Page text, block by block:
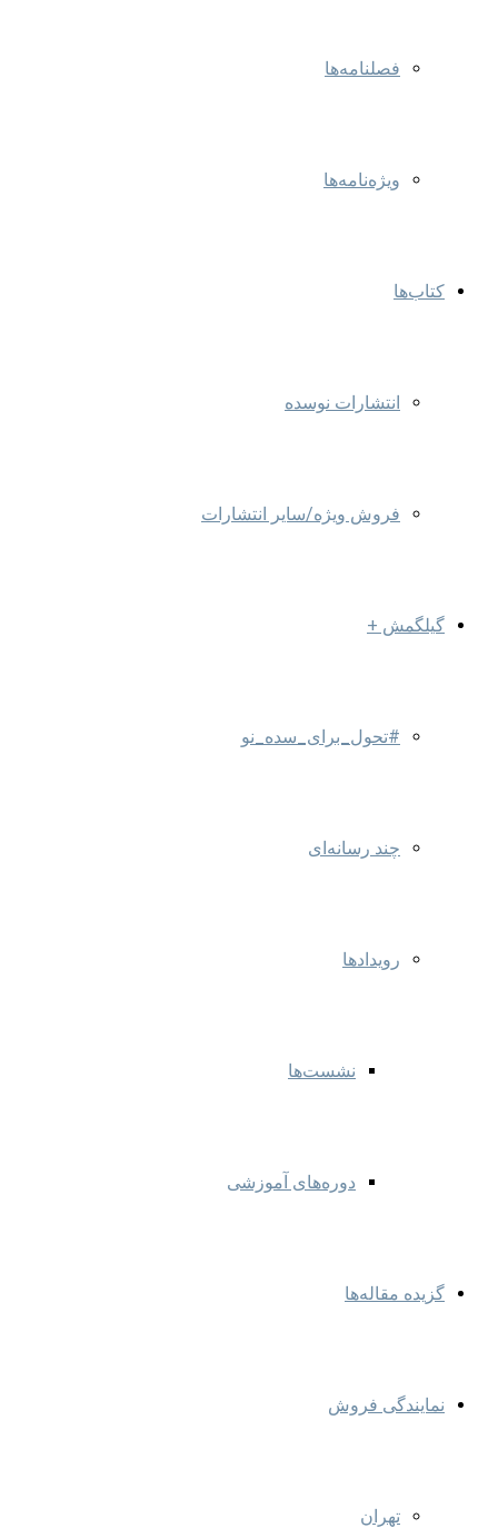
فصلنامه‌ها
ویژه‌نامه‌ها
کتاب‌ها
انتشارات نوسده
فروش ویژه/سایر انتشارات
گیلگمش +
#تحول_برای_سده_نو
چند رسانه‌ای
رویدادها
نشست‌ها
دوره‌های آموزشی
گزیده مقاله‌ها
نمایندگی‌ فروش
تهران